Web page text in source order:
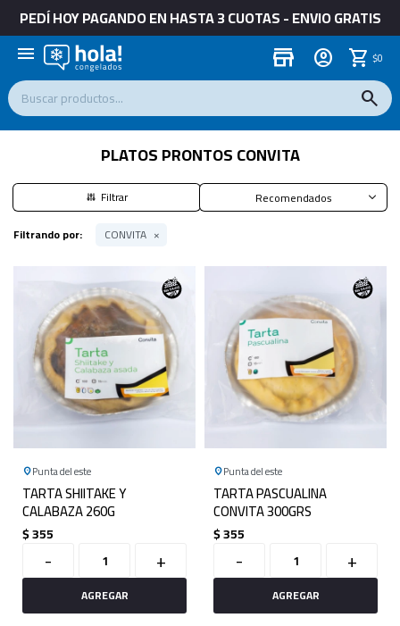
PEDÍ HOY PAGANDO EN HASTA 3 CUOTAS - ENVIO GRATIS
menu store $0
PLATOS PRONTOS CONVITA
Recomendados
Filtrando por:
CONVITA
Punta del este
TARTA SHIITAKE Y
CALABAZA 260G
$355
- +
Punta del este
TARTA PASCUALINA
CONVITA 300GRS
$355
- +